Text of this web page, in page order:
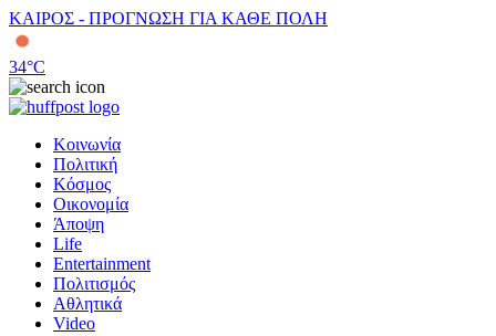
ΚΑΙΡΟΣ - ΠΡΟΓΝΩΣΗ ΓΙΑ ΚΑΘΕ ΠΟΛΗ
34°C
Κοινωνία
Πολιτική
Κόσμος
Οικονομία
Άποψη
Life
Entertainment
Πολιτισμός
Αθλητικά
Video